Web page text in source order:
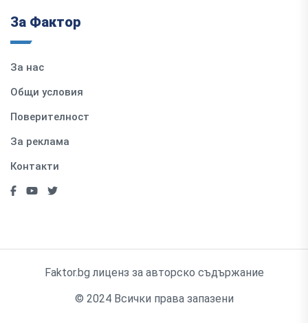
За Фактор
За нас
Общи условия
Поверителност
За реклама
Контакти
Faktor.bg лиценз за авторско съдържание
© 2024 Всички права запазени